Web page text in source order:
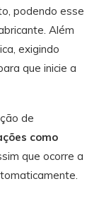
podendo esse
Além
exigindo
que inicie a
de
como
que ocorre a